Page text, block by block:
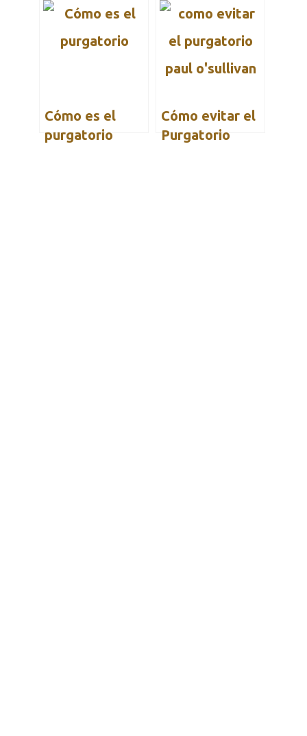
Purgatorio cada
purgatorio
Cómo es el
purgatorio
Cómo evitar el
Purgatorio